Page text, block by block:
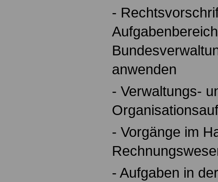
-
anwenden
- Verwaltungs-
- Vorgänge im
- Aufgaben in